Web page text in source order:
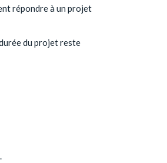
répondre à un projet
du projet reste
.